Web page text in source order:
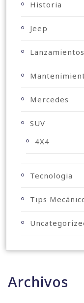
Historia
Jeep
Lanzamientos
Mercedes
SUV
4X4
Tecnologia
Tips
Archivos